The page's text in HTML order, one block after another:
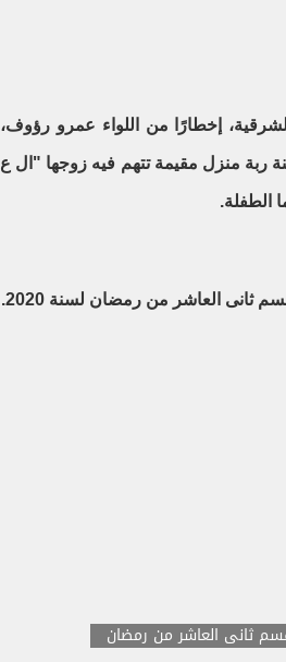
إخطارًا من اللواء عمرو رؤوف،
الجنائية، يفيد بلاغا "ن" 40 سنة ربة منزل مقيمة تتهم فيه زوجها "ال ع
ثانى العاشر من رمضان